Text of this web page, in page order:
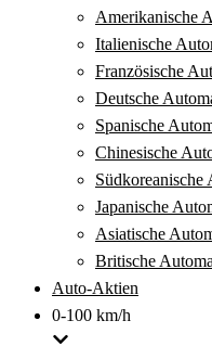
Amerikanische
Italienische
Französische
Deutsche
Spanische
Chinesische
Südkoreanische
Japanische
Asiatische
Britische
Auto-Aktien
0-100 km/h